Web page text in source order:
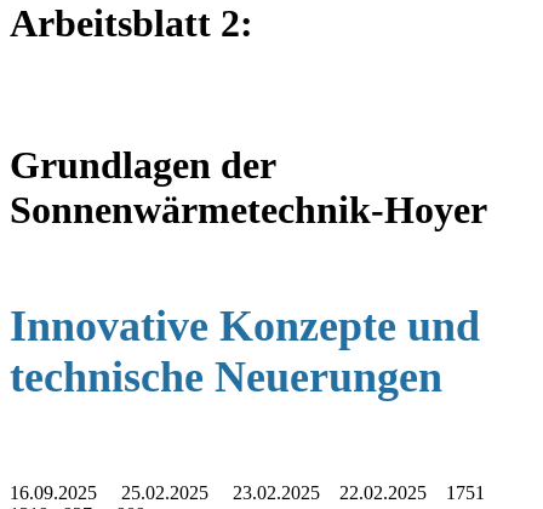
Arbeitsblatt 2:
Grundlagen der
Sonnenwärmetechnik-Hoyer
Innovative Konzepte und
technische Neuerungen
16.09.2025 25.02.2025 23.02.2025 22.02.2025 1751